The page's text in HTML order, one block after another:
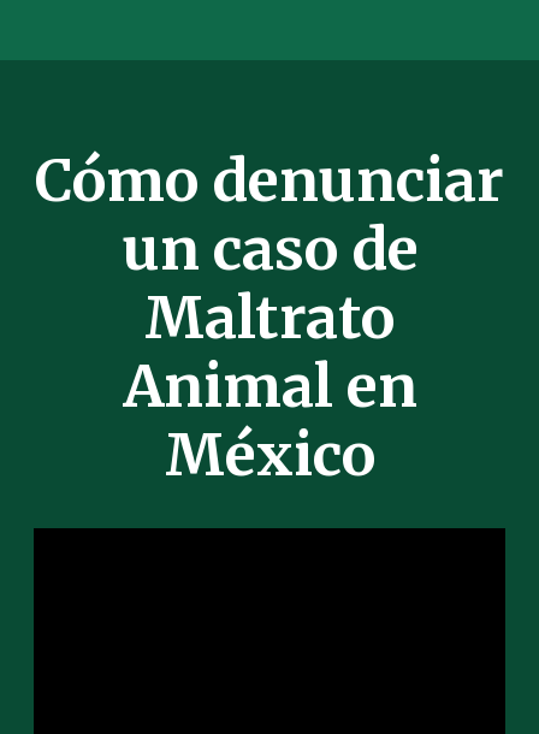
Cómo denunciar
un caso de
Maltrato
Animal en
México